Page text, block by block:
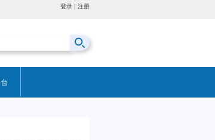
登录 |注册